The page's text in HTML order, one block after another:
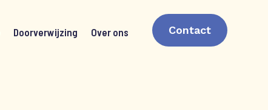
Doorverwijzing Over ons Contact